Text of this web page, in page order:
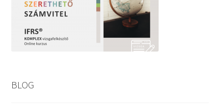
BLOG